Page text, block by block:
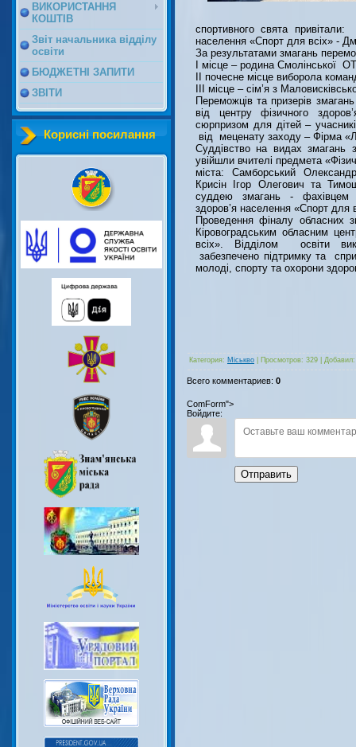
ВИКОРИСТАННЯ
КОШТІВ
Звіт начальника відділу
освіти
БЮДЖЕТНІ ЗАПИТИ
ЗВІТИ
Корисні посилання
спортивного свята привітали:
населення «Спорт для всіх» -
За результатами змагань
І місце – родина Смолінської
ІІ почесне місце виборола
ІІІ місце – сім’я з
Переможців та призерів
від центру фізичного
сюрпризом для дітей –
від меценату заходу – Фірма
Суддівство на видах змагань
увійшли вчителі предмета
міста: Самборський
Крисін Ігор Олегович та
суддею змагань - фахівцем
здоров’я населення «Спорт для
Проведення фіналу обласних
Кіровоградським обласним
всіх». Відділом освіти
забезпечено підтримку та
молоді, спорту та охорони
Категория: Міськво Просмотров: 329 Добавил:
Всего комментариев: 0
ComForm">
Войдите:
Отправить